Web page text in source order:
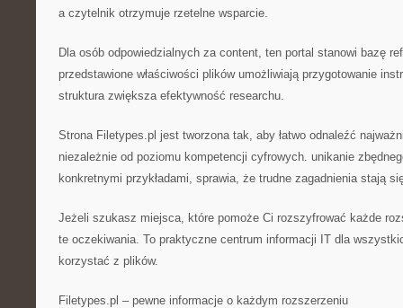
a czytelnik otrzymuje rzetelne wsparcie.
Dla osób odpowiedzialnych za content, ten portal stanowi bazę
przedstawione właściwości plików umożliwiają przygotowanie
struktura zwiększa efektywność researchu.
Strona Filetypes.pl jest tworzona tak, aby łatwo odnaleźć
niezależnie od poziomu kompetencji cyfrowych. unikanie
konkretnymi przykładami, sprawia, że trudne zagadnienia stają
Jeżeli szukasz miejsca, które pomoże Ci rozszyfrować każde
te oczekiwania. To praktyczne centrum informacji IT dla
korzystać z plików.
Filetypes.pl – pewne informacje o każdym rozszerzeniu